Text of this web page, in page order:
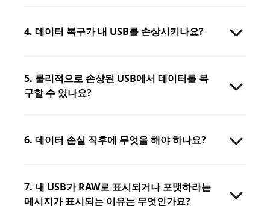
4. 데이터 복구가 내 USB를 손상시키나요?
5. 물리적으로 손상된 USB에서 데이터를 복
구할 수 있나요?
6. 데이터 손실 직후에 무엇을 해야 하나요?
7. 내 USB가 RAW로 표시되거나 포맷하라는
메시지가 표시되는 이유는 무엇인가요?